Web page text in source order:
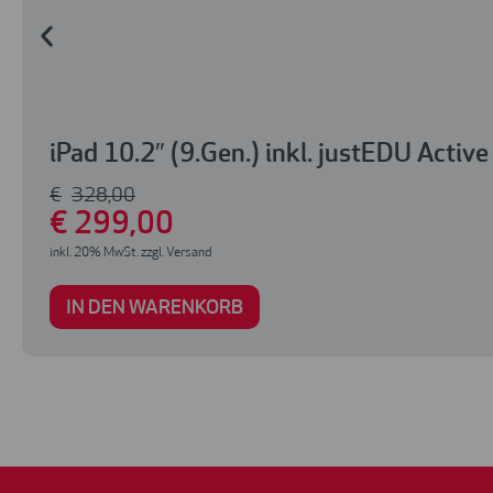
iPad 10.2″ (9.Gen.) inkl. justEDU Active
€ 328,00
€ 299,00
inkl. 20% MwSt. zzgl. Versand
IN DEN WARENKORB